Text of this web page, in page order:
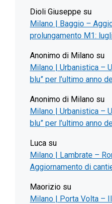
Dioli Giuseppe su
Milano | Baggio –
prolungamento M1:
Anonimo di Milano su
Milano | Urbanistica –
blu” per l’ultimo anno
Anonimo di Milano su
Milano | Urbanistica –
blu” per l’ultimo anno
Luca su
Milano | Lambrate –
Aggiornamento di
Maorizio su
Milano | Porta Volta –